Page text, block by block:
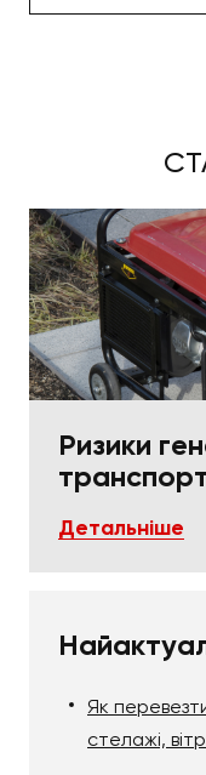
Ризики
Детальніше
Як
стелажі,